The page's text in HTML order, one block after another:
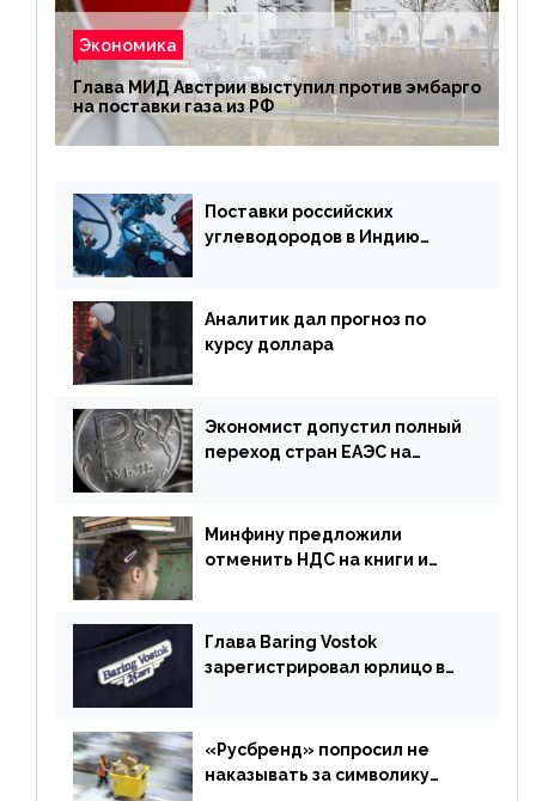
Экономика
Глава МИД Австрии выступил против эмбарго
на поставки газа из РФ
Поставки российских
углеводородов в Индию
Аналитик дал прогноз по
курсу доллара
Экономист допустил полный
переход стран ЕАЭС на
Минфину предложили
отменить НДС на книги и
Глава Baring Vostok
зарегистрировал юрлицо в
«Русбренд» попросил не
наказывать за символику